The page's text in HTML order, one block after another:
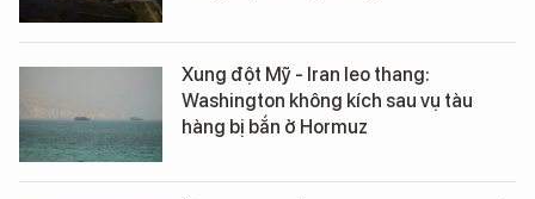
Xung đột Mỹ - Iran leo thang:
Washington không kích sau vụ tàu
hàng bị bắn ở Hormuz